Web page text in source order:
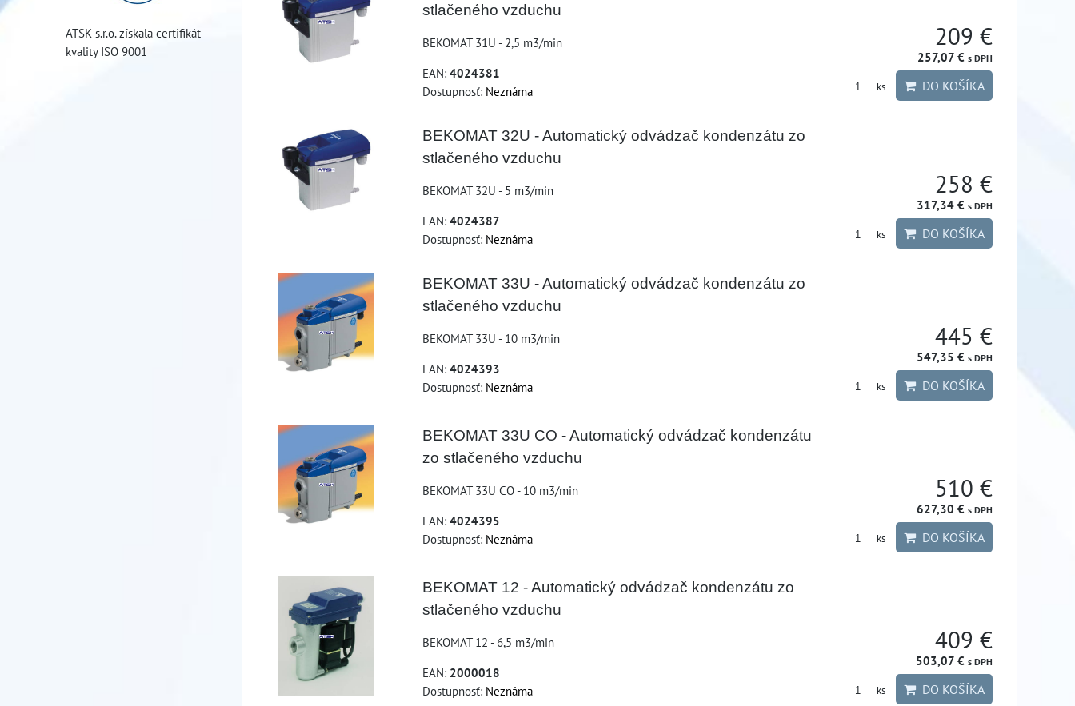
stlačeného vzduchu
BEKOMAT 31U - 2,5 m3/min
EAN: 4024381
Dostupnosť: Neznáma
209 €
257,07 € s DPH
ks DO KOŠÍKA
BEKOMAT 32U - Automatický odvádzač kondenzátu zo
stlačeného vzduchu
BEKOMAT 32U - 5 m3/min
EAN: 4024387
Dostupnosť: Neznáma
258 €
317,34 € s DPH
ks DO KOŠÍKA
BEKOMAT 33U - Automatický odvádzač kondenzátu zo
stlačeného vzduchu
BEKOMAT 33U - 10 m3/min
EAN: 4024393
Dostupnosť: Neznáma
445 €
547,35 € s DPH
ks DO KOŠÍKA
BEKOMAT 33U CO - Automatický odvádzač kondenzátu
zo stlačeného vzduchu
BEKOMAT 33U CO - 10 m3/min
EAN: 4024395
Dostupnosť: Neznáma
510 €
627,30 € s DPH
ks DO KOŠÍKA
BEKOMAT 12 - Automatický odvádzač kondenzátu zo
stlačeného vzduchu
BEKOMAT 12 - 6,5 m3/min
EAN: 2000018
Dostupnosť: Neznáma
409 €
503,07 € s DPH
ks DO KOŠÍKA
ATSK s.r.o. získala certifikát
kvality ISO 9001